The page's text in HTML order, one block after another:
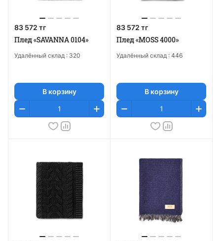
83 572 тг
Плед «SAVANNA 0104»
Удалённый склад : 320
В корзину
83 572 тг
Плед «MOSS 4000»
Удалённый склад : 446
В корзину